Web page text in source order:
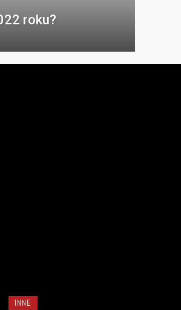
roku?
INNE